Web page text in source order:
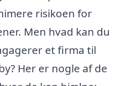
risikoen for
Men hvad kan du
et firma til
Her er nogle af de